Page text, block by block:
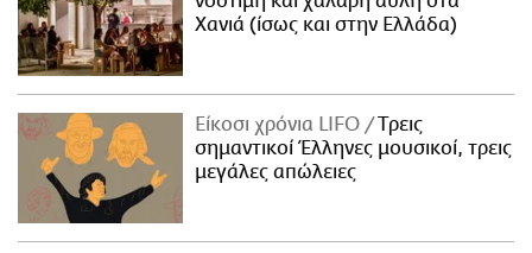
Χανιά (ίσως και στην Ελλάδα)
Είκοσι χρόνια LIFO
Tρεις
σημαντικοί Έλληνες μουσικοί, τρεις
μεγάλες απώλειες